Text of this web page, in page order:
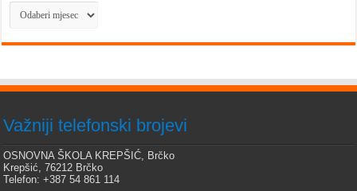
Arhiva
Važniji telefonski brojevi
OSNOVNA ŠKOLA KREPŠIĆ, Brčko
Krepšić, 76212 Brčko
Telefon: +387 54 861 114